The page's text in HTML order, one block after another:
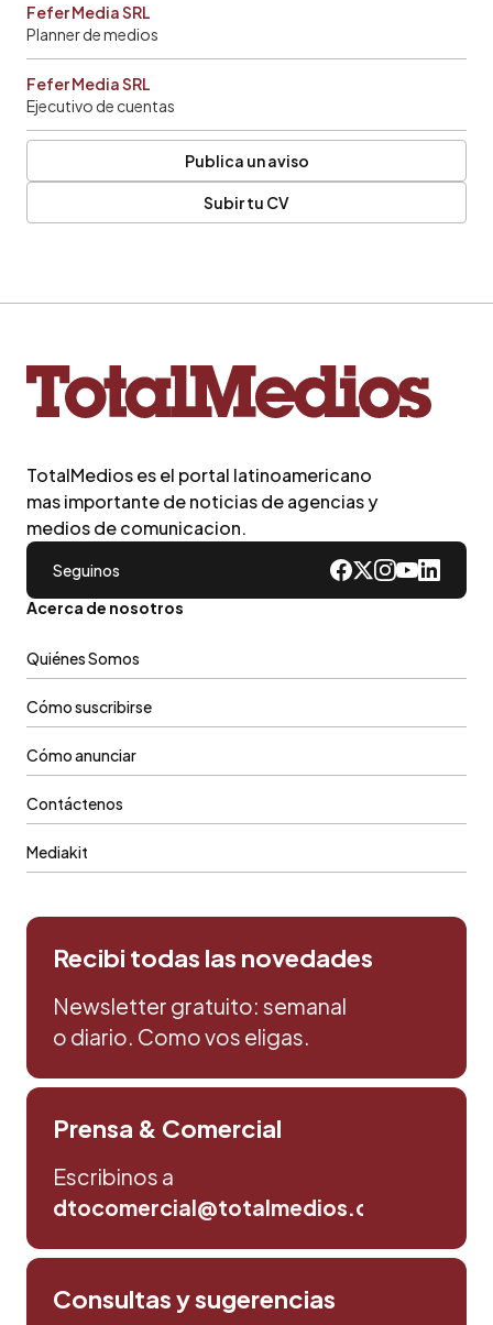
Fefer Media SRL
Planner de medios
Fefer Media SRL
Ejecutivo de cuentas
Publica un aviso
Subir tu CV
TotalMedios es el portal latinoamericano
mas importante de noticias de agencias y
medios de comunicacion.
Seguinos
Acerca de nosotros
Quiénes Somos
Cómo suscribirse
Cómo anunciar
Contáctenos
Mediakit
Recibi todas las novedades
Newsletter gratuito: semanal
o diario. Como vos eligas.
Prensa & Comercial
Escribinos a
dtocomercial@totalmedios.com
Consultas y sugerencias